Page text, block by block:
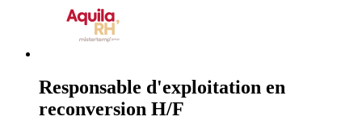
Responsable d'exploitation en
reconversion H/F